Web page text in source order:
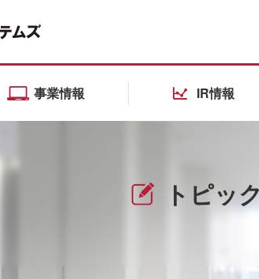
事業情報 IR情報
トピッ